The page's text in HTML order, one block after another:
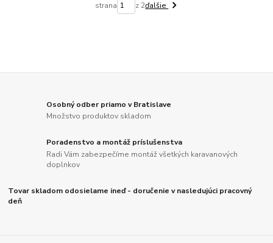
strana z 2ďalšie
Osobný odber priamo v Bratislave
Množstvo produktov skladom
Poradenstvo a montáž príslušenstva
Radi Vám zabezpečíme montáž všetkých karavanových
doplnkov
Tovar skladom odosielame ineď - doručenie v nasledujúci pracovný
deň